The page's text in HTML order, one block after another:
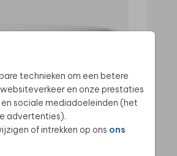
technieken om een betere
en onze prestaties
sociale mediadoeleinden (het
advertenties).
of intrekken op ons ons